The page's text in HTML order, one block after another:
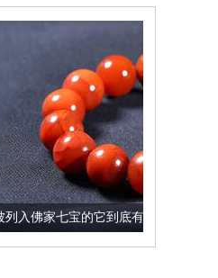
到底有多美？